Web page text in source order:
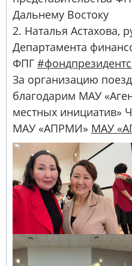
Дальнему Востоку
2. Наталья Астахова,
Департамента
ФПГ
За организацию
благодарим МАУ
местных инициатив»
МАУ «АПРМИ» МАУ